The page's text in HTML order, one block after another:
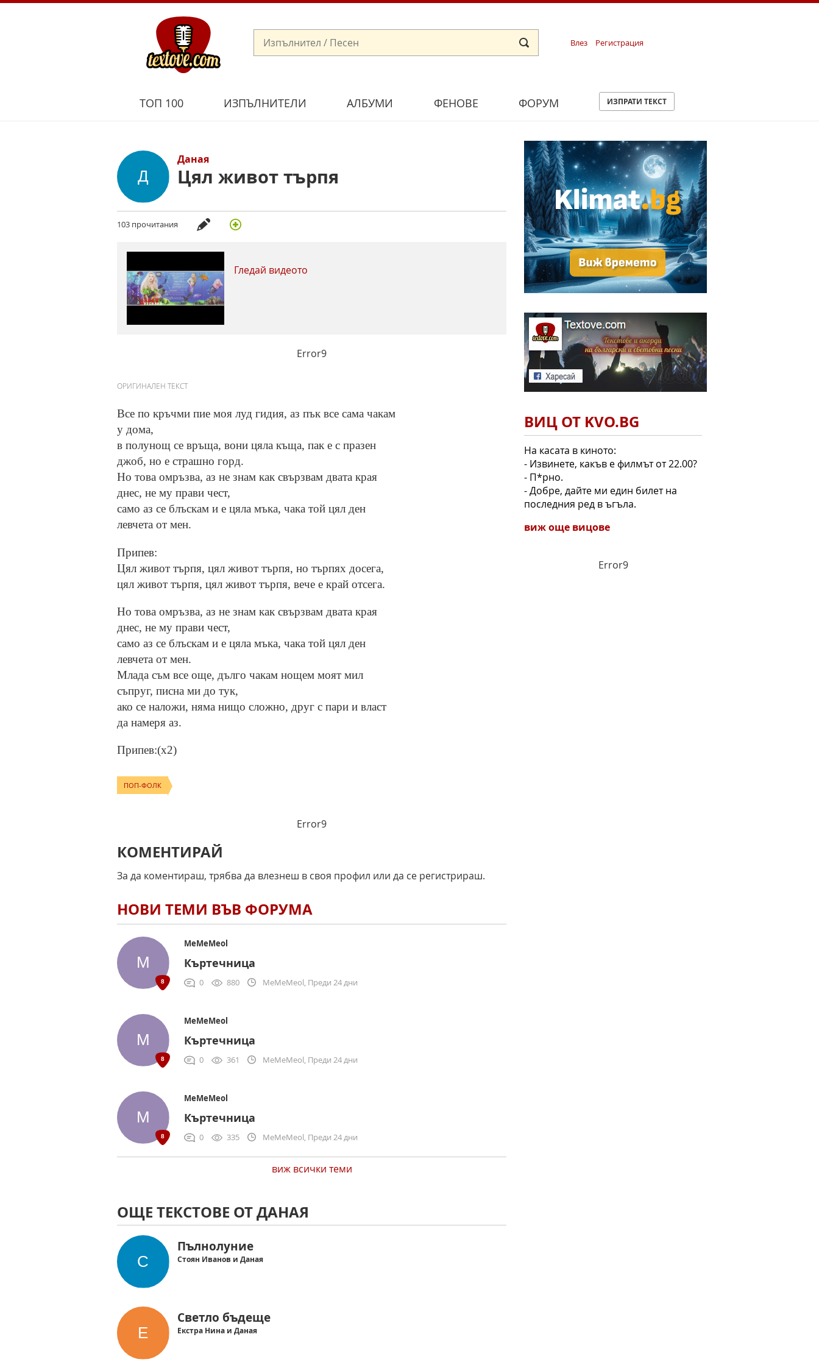
Влез Регистрация
ТОП 100 ИЗПЪЛНИТЕЛИ АЛБУМИ ФЕНОВЕ ФОРУМ ИЗПРАТИ ТЕКСТ
Даная
Цял живот търпя
103 прочитания
Гледай видеото
Error9
ОРИГИНАЛЕН ТЕКСТ
Все по кръчми пие моя луд гидия, аз пък все сама чакам
у дома,
в полунощ се връща, вони цяла къща, пак е с празен
джоб, но е страшно горд.
Но това омръзва, аз не знам как свързвам двата края
днес, не му прави чест,
само аз се блъскам и е цяла мъка, чака той цял ден
левчета от мен.
Припев:
Цял живот търпя, цял живот търпя, но търпях досега,
цял живот търпя, цял живот търпя, вече е край отсега.
Но това омръзва, аз не знам как свързвам двата края
днес, не му прави чест,
само аз се блъскам и е цяла мъка, чака той цял ден
левчета от мен.
Млада съм все още, дълго чакам нощем моят мил
съпруг, писна ми до тук,
ако се наложи, няма нищо сложно, друг с пари и власт
да намеря аз.
Припев:(x2)
ПОП-ФОЛК
Error9
КОМЕНТИРАЙ
За да коментираш, трябва да влезнеш в своя профил или да се регистрираш.
НОВИ ТЕМИ ВЪВ ФОРУМА
MeMeMeol
Къртечница
0 880 MeMeMeol, Преди 24 дни
MeMeMeol
Къртечница
0 361 MeMeMeol, Преди 24 дни
MeMeMeol
Къртечница
0 335 MeMeMeol, Преди 24 дни
виж всички теми
ОЩЕ ТЕКСТОВЕ ОТ ДАНАЯ
Пълнолуние
Стоян Иванов и Даная
Светло бъдеще
Екстра Нина и Даная
ВИЦ ОТ KVO.BG
На касата в киното:
- Извинете, какъв е филмът от 22.00?
- П*рно.
- Добре, дайте ми един билет на
последния ред в ъгъла.
виж още вицове
Error9